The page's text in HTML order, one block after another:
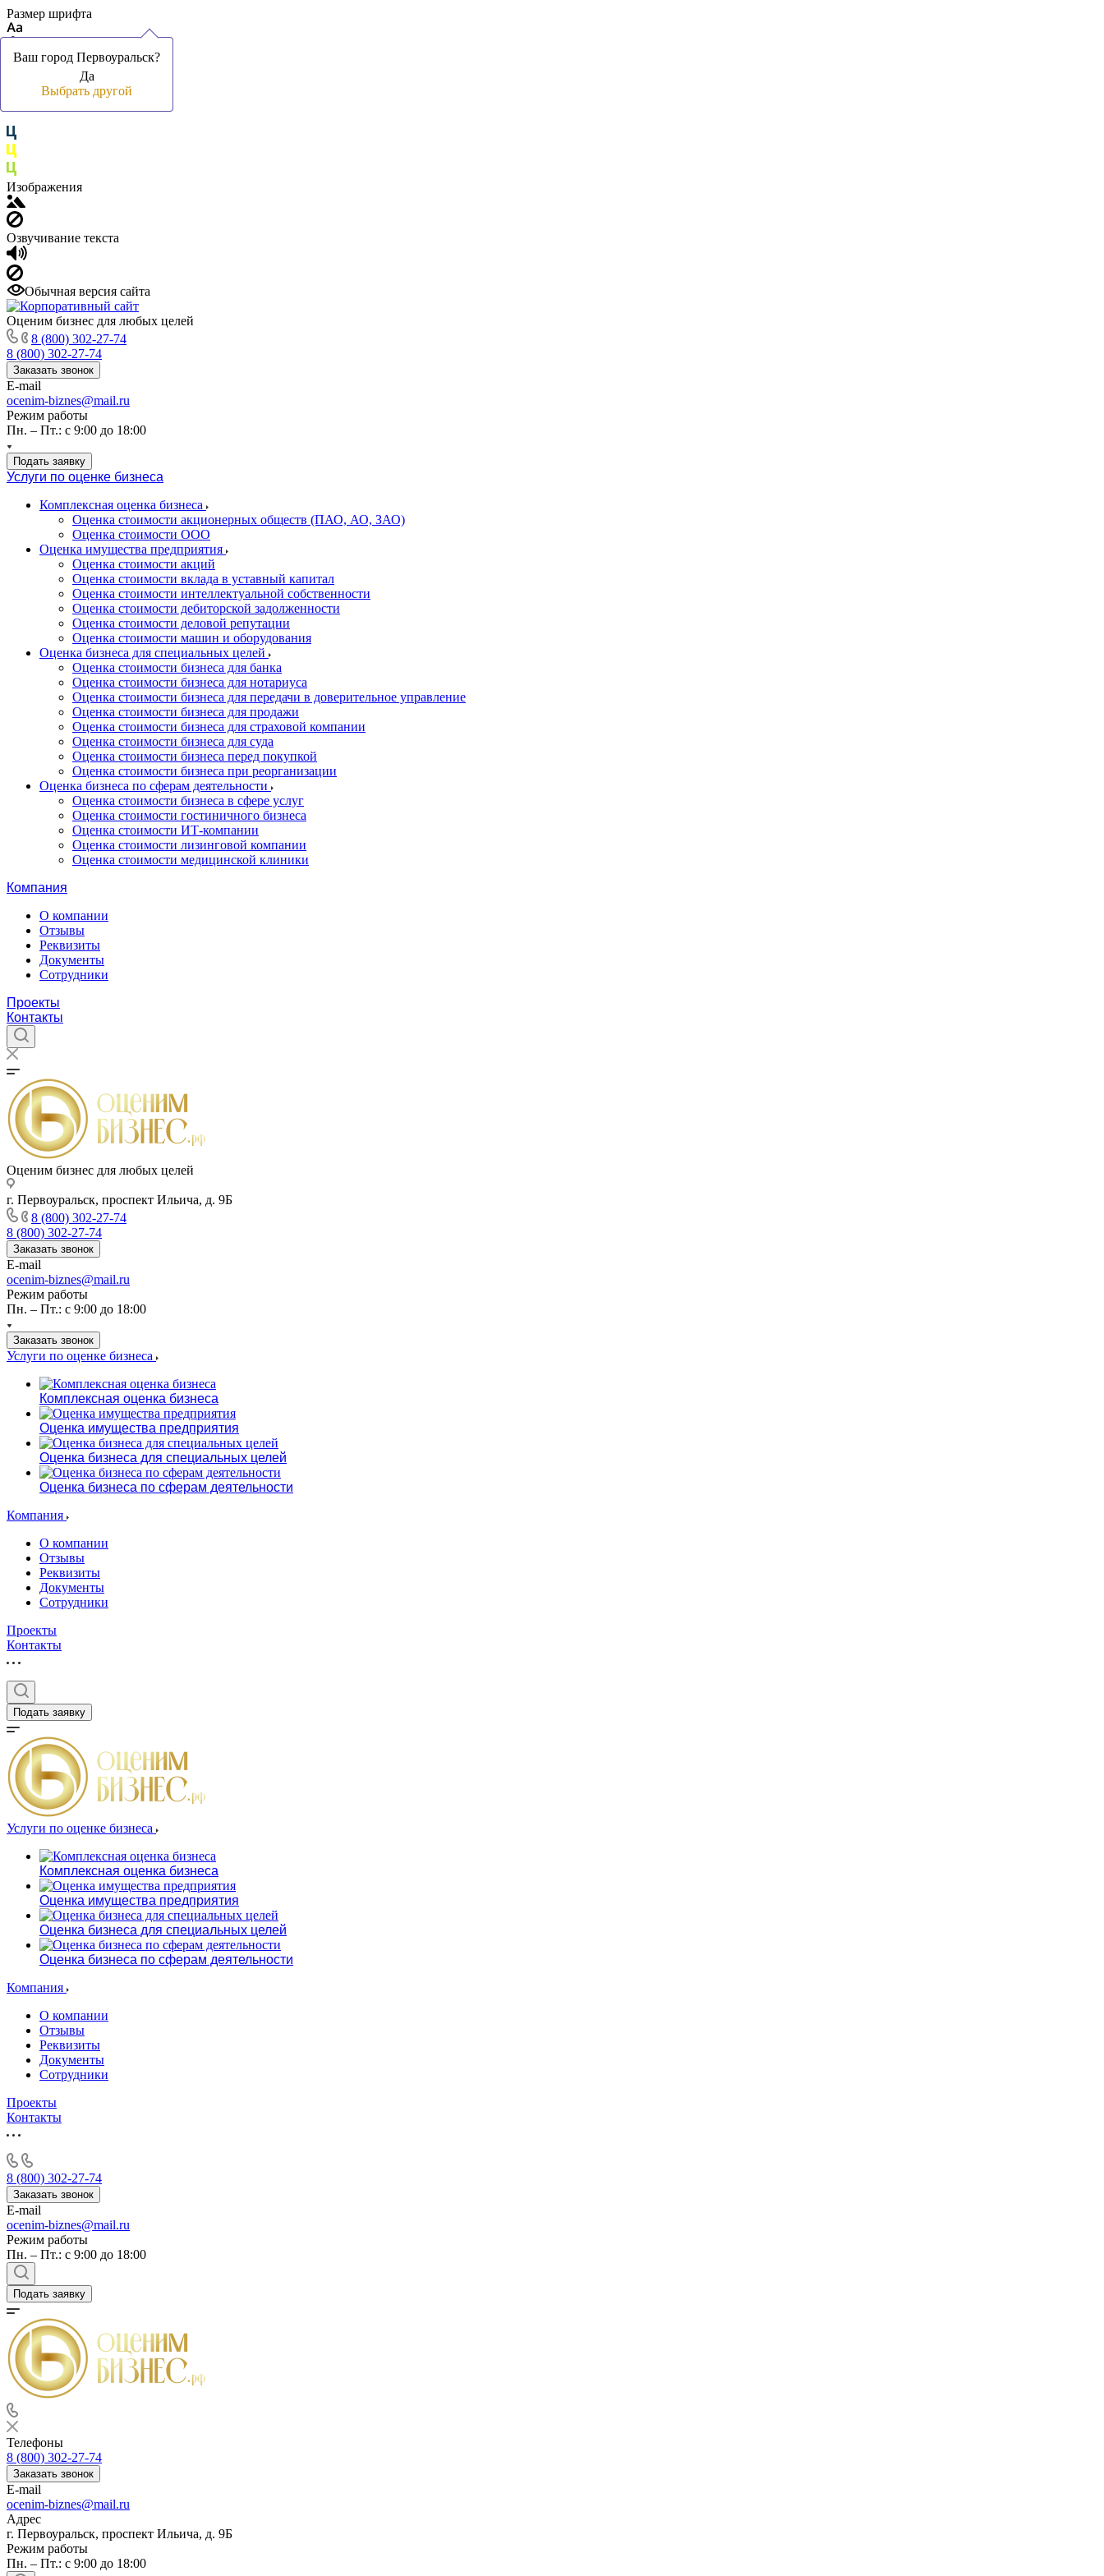
Размер шрифта
Цвет фона и шрифта
Изображения
Озвучивание текста
Обычная версия сайта
Оценим бизнес для любых целей
8 (800) 302-27-74
8 (800) 302-27-74
Заказать звонок
E-mail
ocenim-biznes@mail.ru
Режим работы
Пн. – Пт.: с 9:00 до 18:00
Подать заявку
Услуги по оценке бизнеса
Комплексная оценка бизнеса
Оценка стоимости акционерных обществ (ПАО, АО, ЗАО)
Оценка стоимости ООО
Оценка имущества предприятия
Оценка стоимости акций
Оценка стоимости вклада в уставный капитал
Оценка стоимости интеллектуальной собственности
Оценка стоимости дебиторской задолженности
Оценка стоимости деловой репутации
Оценка стоимости машин и оборудования
Оценка бизнеса для специальных целей
Оценка стоимости бизнеса для банка
Оценка стоимости бизнеса для нотариуса
Оценка стоимости бизнеса для передачи в доверительное управление
Оценка стоимости бизнеса для продажи
Оценка стоимости бизнеса для страховой компании
Оценка стоимости бизнеса для суда
Оценка стоимости бизнеса перед покупкой
Оценка стоимости бизнеса при реорганизации
Оценка бизнеса по сферам деятельности
Оценка стоимости бизнеса в сфере услуг
Оценка стоимости гостиничного бизнеса
Оценка стоимости ИТ-компании
Оценка стоимости лизинговой компании
Оценка стоимости медицинской клиники
Компания
О компании
Отзывы
Реквизиты
Документы
Сотрудники
Проекты
Контакты
Оценим бизнес для любых целей
г. Первоуральск, проспект Ильича, д. 9Б
Ваш город Первоуральск?
Да
Выбрать другой
8 (800) 302-27-74
8 (800) 302-27-74
Заказать звонок
E-mail
ocenim-biznes@mail.ru
Режим работы
Пн. – Пт.: с 9:00 до 18:00
Заказать звонок
Услуги по оценке бизнеса
Комплексная оценка бизнеса
Оценка имущества предприятия
Оценка бизнеса для специальных целей
Оценка бизнеса по сферам деятельности
Компания
О компании
Отзывы
Реквизиты
Документы
Сотрудники
Проекты
Контакты
Подать заявку
Услуги по оценке бизнеса
Комплексная оценка бизнеса
Оценка имущества предприятия
Оценка бизнеса для специальных целей
Оценка бизнеса по сферам деятельности
Компания
О компании
Отзывы
Реквизиты
Документы
Сотрудники
Проекты
Контакты
8 (800) 302-27-74
Заказать звонок
E-mail
ocenim-biznes@mail.ru
Режим работы
Пн. – Пт.: с 9:00 до 18:00
Подать заявку
Телефоны
8 (800) 302-27-74
Заказать звонок
E-mail
ocenim-biznes@mail.ru
Адрес
г. Первоуральск, проспект Ильича, д. 9Б
Ваш город Первоуральск?
Да
Выбрать другой
Режим работы
Пн. – Пт.: с 9:00 до 18:00
Анапа
Ангарск
Анжеро-Судженск
Апатиты
Апрелевка